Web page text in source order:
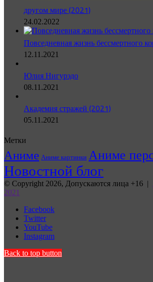
другом мире (2021)
24.02.2022
Повседневная жизнь бессмертного
12.11.2021
Юлия Нигурэдо
08.11.2021
Академия стражей (2021)
05.11.2021
Метки
Аниме Аниме картинки Аниме
Новостной блог
© Copyright 2026, Допускаются лица +16 |
2021
Facebook
Twitter
YouTube
Instagram
Back to top button